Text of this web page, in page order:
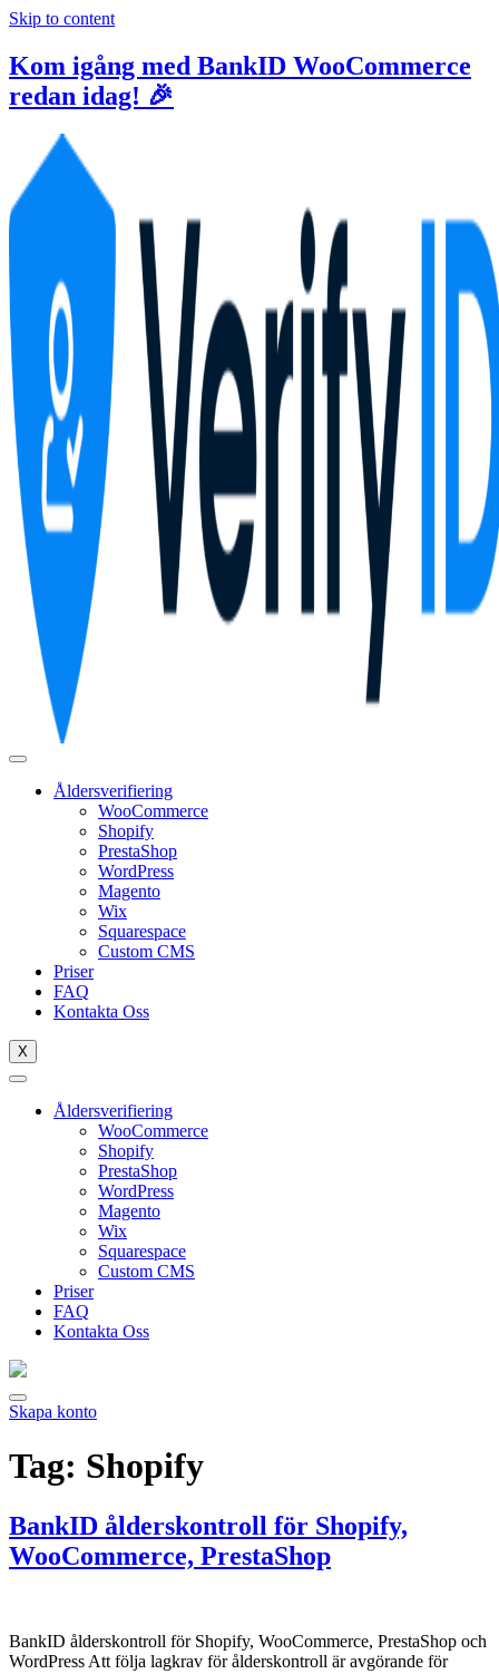
Skip to content
Kom igång med BankID WooCommerce
redan idag! 🎉
Åldersverifiering
WooCommerce
Shopify
PrestaShop
WordPress
Magento
Wix
Squarespace
Custom CMS
Priser
FAQ
Kontakta Oss
X
Åldersverifiering
WooCommerce
Shopify
PrestaShop
WordPress
Magento
Wix
Squarespace
Custom CMS
Priser
FAQ
Kontakta Oss
Skapa konto
Tag: Shopify
BankID ålderskontroll för Shopify,
WooCommerce, PrestaShop
BankID ålderskontroll för Shopify, WooCommerce, PrestaShop och
WordPress Att följa lagkrav för ålderskontroll är avgörande för